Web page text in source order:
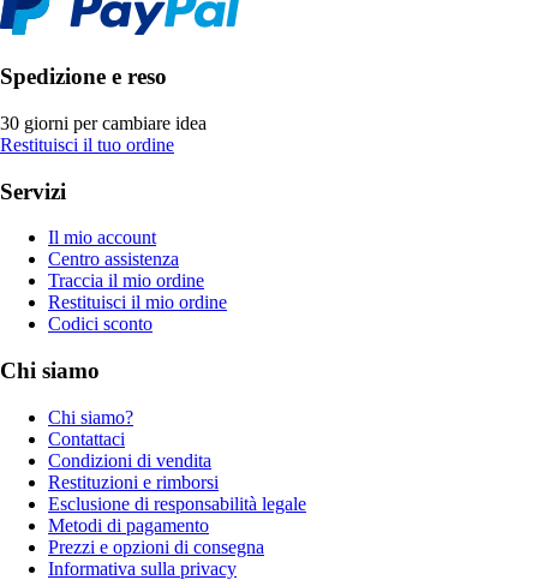
Spedizione e reso
30 giorni per cambiare idea
Restituisci il tuo ordine
Servizi
Il mio account
Centro assistenza
Traccia il mio ordine
Restituisci il mio ordine
Codici sconto
Chi siamo
Chi siamo?
Contattaci
Condizioni di vendita
Restituzioni e rimborsi
Esclusione di responsabilità legale
Metodi di pagamento
Prezzi e opzioni di consegna
Informativa sulla privacy